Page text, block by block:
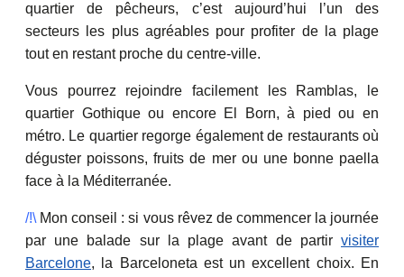
quartier de pêcheurs, c’est aujourd’hui l’un des
secteurs les plus agréables pour profiter de la plage
tout en restant proche du centre-ville.
Vous pourrez rejoindre facilement les Ramblas, le
quartier Gothique ou encore El Born, à pied ou en
métro. Le quartier regorge également de restaurants où
déguster poissons, fruits de mer ou une bonne paella
face à la Méditerranée.
/!\ Mon conseil : si vous rêvez de commencer la journée
par une balade sur la plage avant de partir visiter
Barcelone, la Barceloneta est un excellent choix. En